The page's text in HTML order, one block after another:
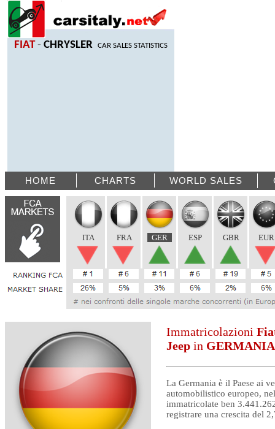
FIAT - CHRYSLER CAR SALES STATISTICS
HOME CHARTS WORLD SALES
ITA FRA GER ESP GBR EUR
Immatricolazioni
Jeep in GERMANIA
La Germania è il Paese ai
automobilistico europeo,
immatricolate ben
registrare una crescita del